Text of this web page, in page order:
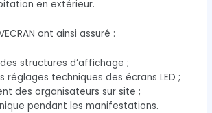
en extérieur.
ont ainsi assuré :
structures d’affichage ;
réglages techniques des écrans LED ;
des organisateurs sur site ;
pendant les manifestations.